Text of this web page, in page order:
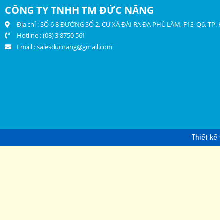
CÔNG TY TNHH TM ĐỨC NĂNG
Địa chỉ : SỐ 6-8 ĐƯỜNG SỐ 2, CƯ XÁ ĐÀI RA ĐA PHÚ LÂM, F13, Q6, TP.
Hotline : (08) 3 8750 561
Email :salesducnang@gmail.com
Thiết kế